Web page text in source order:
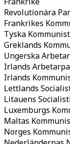
Revolutionära
Frankrikes
Tyska
Greklands
Ungerska
Irlands
Irlands
Lettlands
Litauens
Luxemburgs
Maltas
Norges